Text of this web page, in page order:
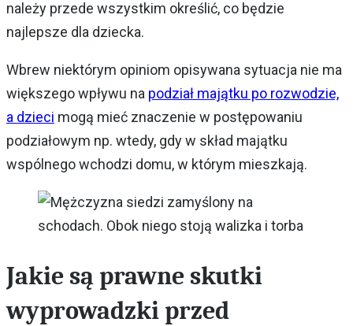
należy przede wszystkim określić, co będzie
najlepsze dla dziecka.
Wbrew niektórym opiniom opisywana sytuacja nie ma
większego wpływu na podział majątku po rozwodzie,
a dzieci mogą mieć znaczenie w postępowaniu
podziałowym np. wtedy, gdy w skład majątku
wspólnego wchodzi domu, w którym mieszkają.
Jakie są prawne skutki
wyprowadzki przed